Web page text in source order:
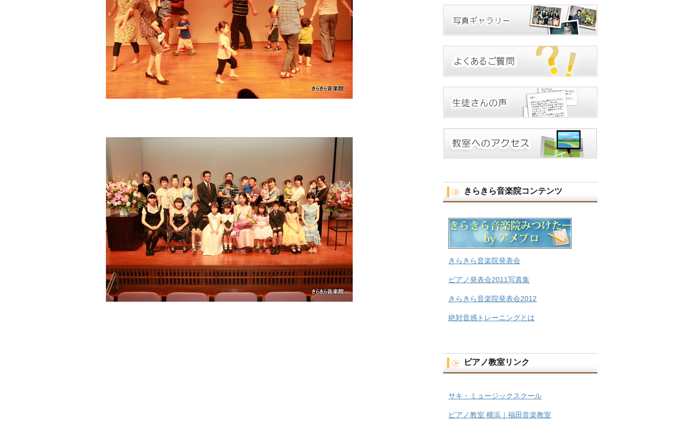
きらきら音楽院コンテンツ
きらきら音楽院発表会
ピアノ発表会2011写真集
きらきら音楽院発表会2012
絶対音感トレーニングとは
ピアノ教室リンク
サキ・ミュージックスクール
ピアノ教室 横浜｜福田音楽教室